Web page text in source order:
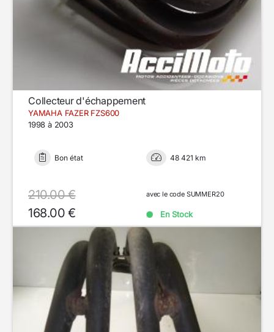
Collecteur d'échappement
YAMAHA FAZER FZS600
1998 à 2003
Bon état 48 421 km
210.00 €
168.00 €
avec le code SUMMER20
En Stock